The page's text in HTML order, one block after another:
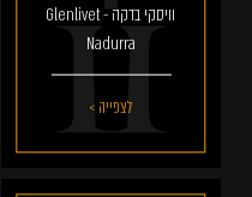
וויסקי בדקה - Glenlivet
Nadurra
לצפייה >